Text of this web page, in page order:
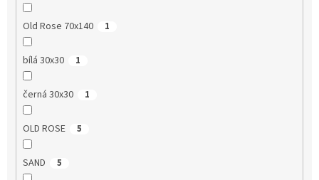
Old Rose 70x140 1
bílá 30x30 1
černá 30x30 1
OLD ROSE 5
SAND 5